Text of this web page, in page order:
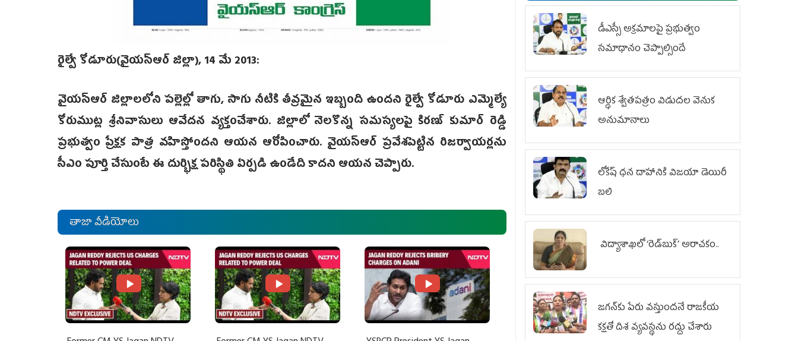
రైల్వే కోడూరు(వైయస్ఆర్ జిల్లా), 14 మే 2013:
వైయస్ఆర్ జిల్లాలలోని పల్లెల్లో తాగు, సాగు నీటికి తీవ్రమైన ఇబ్బంది ఉందని రైల్వే కోడూరు ఎమ్మెల్యే
కోరుముట్ల శ్రీనివాసులు ఆవేదన వ్యక్తంచేశారు. జిల్లాలో నెలకొన్న సమస్యలపై కిరణ్ కుమార్ రెడ్డి
ప్రభుత్వం ప్రేక్షక పాత్ర వహిస్తోందని ఆయన ఆరోపించారు. వైయస్ఆర్ ప్రవేశపెట్టిన రిజర్వాయర్లను
సీఎం పూర్తి చేసుంటే ఈ దుర్భిక్ష పరిస్థితి ఏర్పడి ఉండేది కాదని ఆయన చెప్పారు.
తాజా వీడియోలు
డీఎస్సీ అక్రమాలపై ప్రభుత్వం
సమాధానం చెప్పాల్సిందే
ఆర్థిక శ్వేతపత్రం విడుదల వెనుక
అనుమానాలు
లోకేష్ ధ‌న దాహానికి విజ‌యా డెయిరీ
బ‌లి
విద్యాశాఖలో ‘రెడ్‌బుక్’ అరాచకం..
జగన్‌కు పేరు వస్తుందనే రాజకీయ
కక్షతో దిశ వ్య‌వ‌స్థ‌ను రద్దు చేశారు